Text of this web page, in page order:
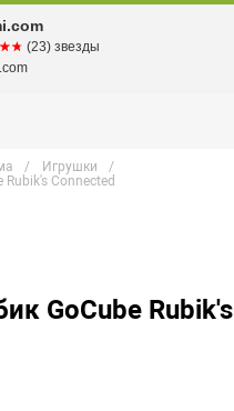
Игрушки
Connected
GoCube Rubik's
(23) звезды